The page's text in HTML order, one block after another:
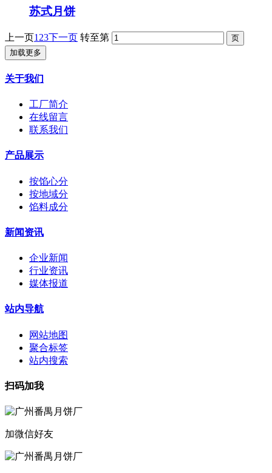
苏式月饼
上一页1 23下一页 转至第
加载更多
关于我们
工厂简介
在线留言
联系我们
产品展示
按馅心分
按地域分
馅料成分
新闻资讯
企业新闻
行业资讯
媒体报道
站内导航
网站地图
聚合标签
站内搜索
扫码加我
加微信好友